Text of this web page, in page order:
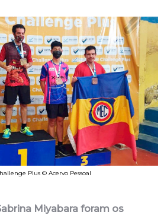
Plus © Acervo Pessoal
Miyabara foram os